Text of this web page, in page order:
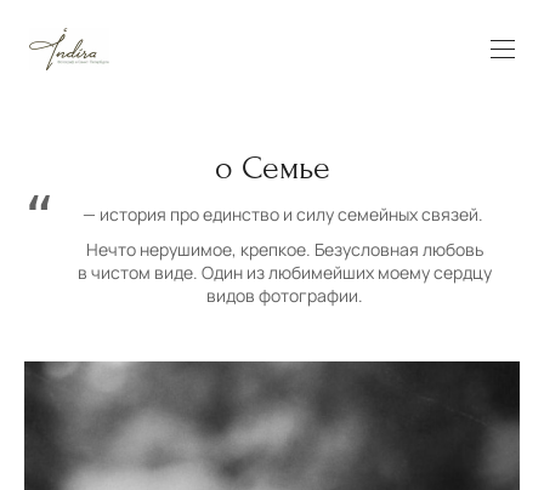
о Семье
— история про единство и силу семейных связей.
Нечто нерушимое, крепкое. Безусловная любовь
в чистом виде. Один из любимейших моему сердцу
видов фотографии.